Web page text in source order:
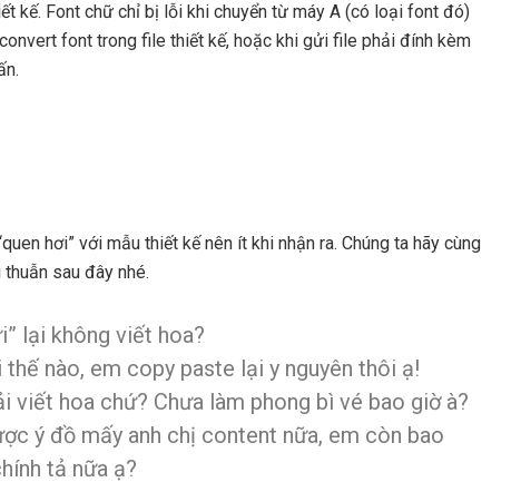
kế. Font chữ chỉ bị lỗi khi chuyển từ máy A (có loại font đó)
font trong file thiết kế, hoặc khi gửi file phải đính kèm
hơi” với mẫu thiết kế nên ít khi nhận ra. Chúng ta hãy cùng
sau đây nhé.
lại không viết hoa?
nào, em copy paste lại y nguyên thôi ạ!
viết hoa chứ? Chưa làm phong bì vé bao giờ à?
ý đồ mấy anh chị content nữa, em còn bao
tả nữa ạ?